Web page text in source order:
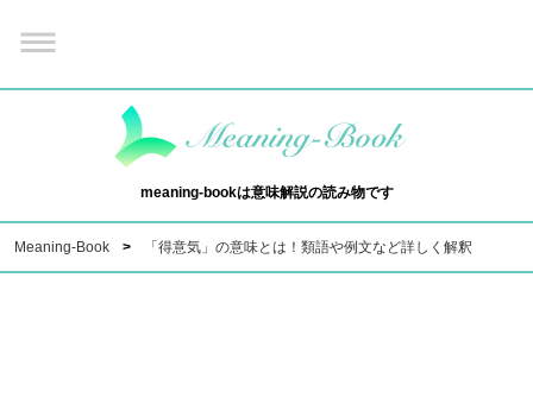
meaning-bookは意味解説の読み物です
Meaning-Book 「得意気」の意味とは！類語や例文など詳しく解釈